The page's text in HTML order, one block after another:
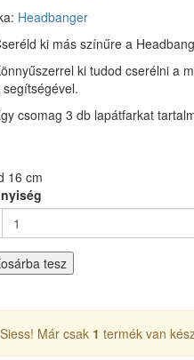
Headbanger
ki más színűre a
ki tudod cserélni a
segítségével.
csomag 3 db lapátfarkat
16 cm
tesz
Siess! Már csak 1 termék van